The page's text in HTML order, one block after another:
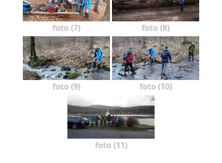
foto (7) foto (8)
foto (9) foto (10)
foto (11)